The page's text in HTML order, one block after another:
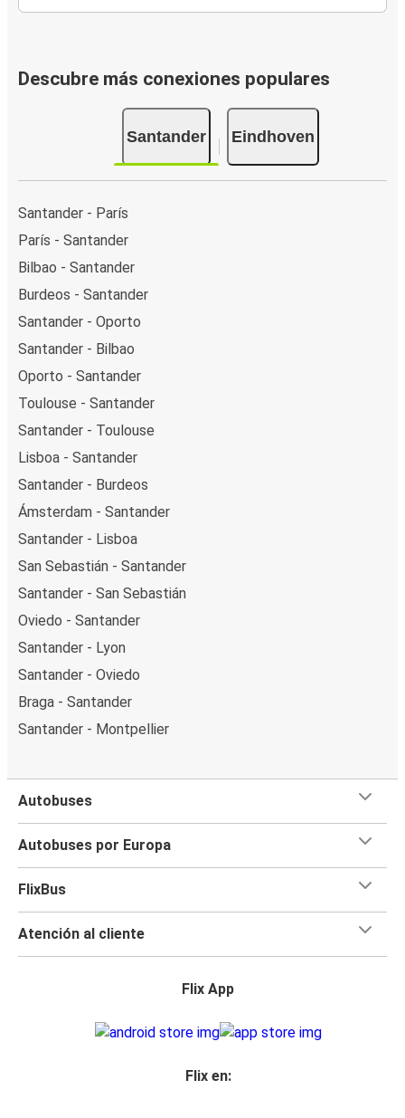
Descubre más conexiones populares
Santander Eindhoven
Santander - París
París - Santander
Bilbao - Santander
Burdeos - Santander
Santander - Oporto
Santander - Bilbao
Oporto - Santander
Toulouse - Santander
Santander - Toulouse
Lisboa - Santander
Santander - Burdeos
Ámsterdam - Santander
Santander - Lisboa
San Sebastián - Santander
Santander - San Sebastián
Oviedo - Santander
Santander - Lyon
Santander - Oviedo
Braga - Santander
Santander - Montpellier
Autobuses
Autobuses por Europa
FlixBus
Atención al cliente
Flix App
Flix en: